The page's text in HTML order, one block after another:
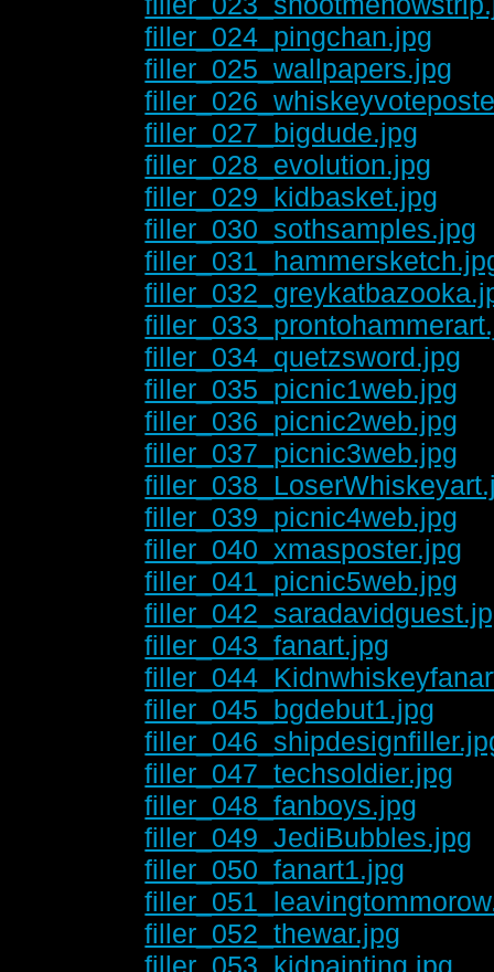
filler_024_pingchan.jpg
filler_025_wallpapers.jpg
filler_027_bigdude.jpg
filler_028_evolution.jpg
filler_029_kidbasket.jpg
filler_030_sothsamples.jpg
filler_034_quetzsword.jpg
filler_035_picnic1web.jpg
filler_036_picnic2web.jpg
filler_037_picnic3web.jpg
filler_039_picnic4web.jpg
filler_040_xmasposter.jpg
filler_041_picnic5web.jpg
filler_043_fanart.jpg
filler_045_bgdebut1.jpg
filler_047_techsoldier.jpg
filler_048_fanboys.jpg
filler_049_JediBubbles.jpg
filler_050_fanart1.jpg
filler_052_thewar.jpg
filler_053_kidpainting.jpg